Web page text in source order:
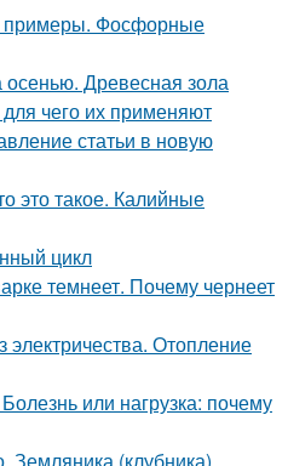
Фосфорные
Древесная зола
чего их применяют
статьи в новую
это такое. Калийные
цикл
темнеет. Почему чернеет
электричества. Отопление
или нагрузка: почему